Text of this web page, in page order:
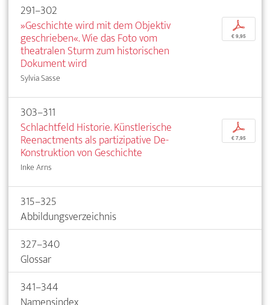
291–302
»Geschichte wird mit dem Objektiv
geschrieben«. Wie das Foto vom
theatralen Sturm zum historischen
Dokument wird
Sylvia Sasse
p
€ 9,95
303–311
Schlachtfeld Historie. Künstlerische
Reenactments als partizipative De-
Konstruktion von Geschichte
Inke Arns
p
€ 7,95
315–325
Abbildungsverzeichnis
327–340
Glossar
341–344